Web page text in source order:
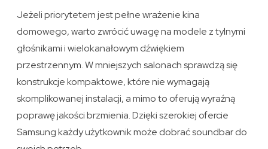
Jeżeli priorytetem jest pełne wrażenie kina
domowego, warto zwrócić uwagę na modele z tylnymi
głośnikami i wielokanałowym dźwiękiem
przestrzennym. W mniejszych salonach sprawdzą się
konstrukcje kompaktowe, które nie wymagają
skomplikowanej instalacji, a mimo to oferują wyraźną
poprawę jakości brzmienia. Dzięki szerokiej ofercie
Samsung każdy użytkownik może dobrać soundbar do